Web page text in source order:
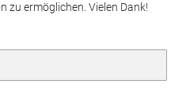
zu ermöglichen. Vielen Dank!